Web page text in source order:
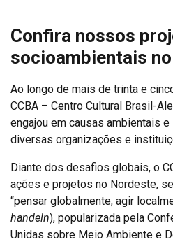
Confira nossos
socioambientais
Ao longo de mais de trinta e
CCBA – Centro Cultural Brasil-
engajou em causas ambientais
diversas organizações e
Diante dos desafios globais, o
ações e projetos no Nordeste,
“pensar globalmente, agir
handeln), popularizada pela
Unidas sobre Meio Ambiente e